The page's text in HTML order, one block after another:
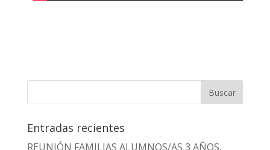
Entradas recientes
REUNIÓN FAMILIAS ALUMNOS/AS 3 AÑOS.